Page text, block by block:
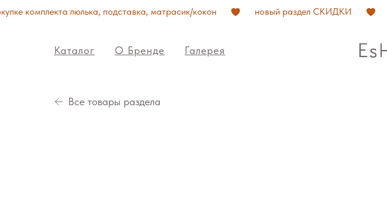
комплекта люлька, подставка, матрасик/кокон новый раздел СКИДКИ
Каталог О Бренде Галерея
Все товары раздела